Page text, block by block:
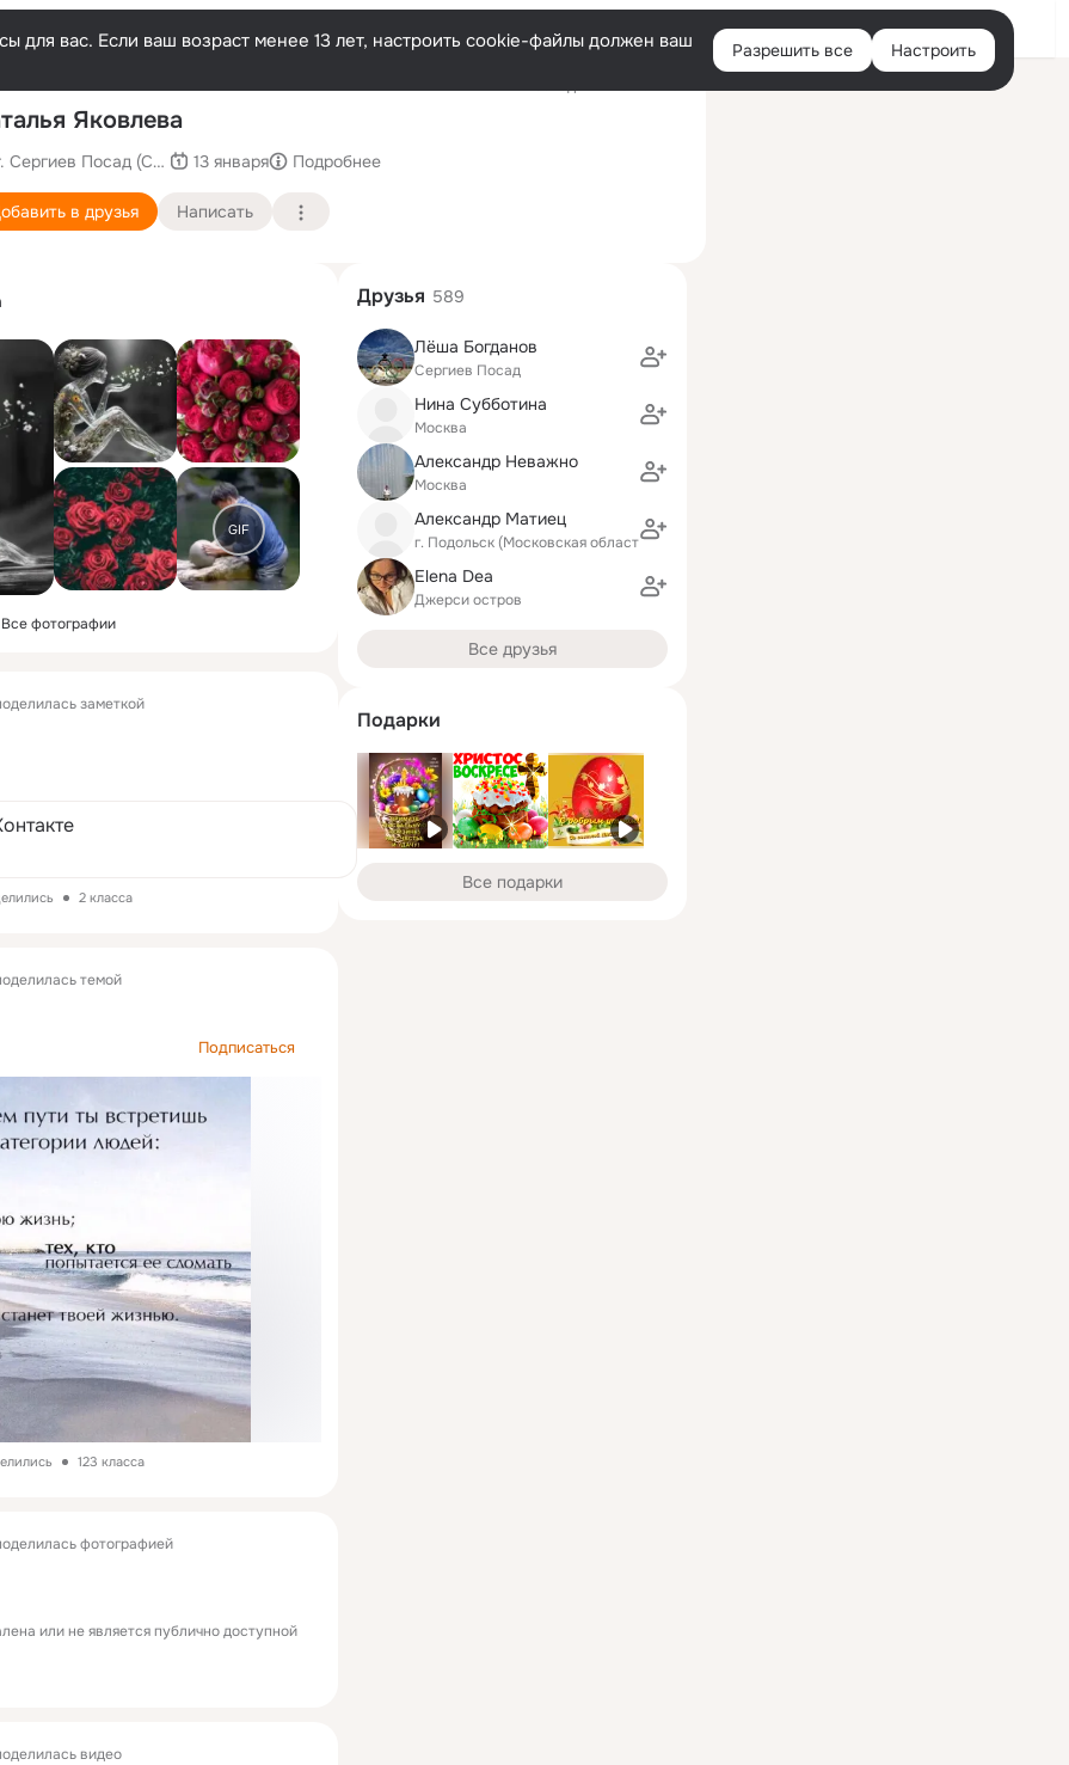
Войти
для вас. Если ваш возраст менее 13 лет, настроить cookie-файлы должен ваш
Разрешить все Настроить
Яковлева
Сергиев Посад (Сергиево-Посадский район)
13 января Подробнее
в друзья Написать
GIF
Все фотографии
заметкой
2 класса
темой
Подписаться
123 класса
фотографией
или не является публично доступной
видео
Друзья 589
Лёша Богданов
Сергиев Посад
Нина Субботина
Москва
Александр Неважно
Москва
Александр Матиец
г. Подольск (Московская область)
Elena Dea
Джерси остров
Все друзья
Подарки
Все подарки